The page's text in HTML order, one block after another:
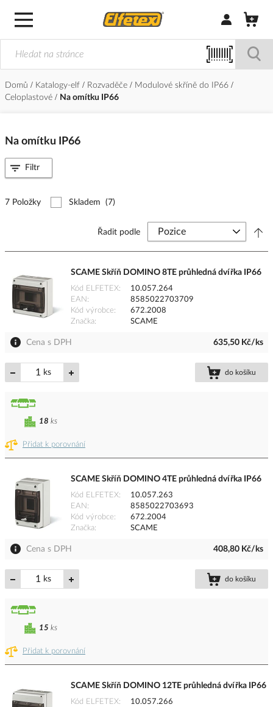
Přihlásit/
Domů Katalogy-elf Rozvaděče
Modulové skříně do IP66
Celoplastové
Na omítku IP66
Na omítku IP66
7 Položky Skladem (7)
Řadit podle
SCAME Skříň DOMINO 8TE průhledná dvířka IP66
Kód ELFETEX
10.057.264
EAN
8585022703709
Kód výrobce
672.2008
Značka
SCAME
Cena s DPH 635,50 Kč/ks
ks do košíku
Přidat k porovnání
18 ks
SCAME Skříň DOMINO 4TE průhledná dvířka IP66
Kód ELFETEX
10.057.263
EAN
8585022703693
Kód výrobce
672.2004
Značka
SCAME
Cena s DPH 408,80 Kč/ks
ks do košíku
Přidat k porovnání
15 ks
SCAME Skříň DOMINO 12TE průhledná dvířka IP66
Kód ELFETEX
10.057.266
Filtr